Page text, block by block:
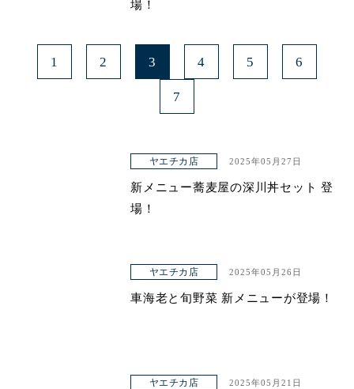
場！
1 2 3 4 5 6
7
ヤエチカ店 2025年05月27日
新メニュー蕎麦屋の深川丼セット 登
場！
ヤエチカ店 2025年05月26日
車海老と旬野菜 新メニューが登場！
ヤエチカ店 2025年05月21日